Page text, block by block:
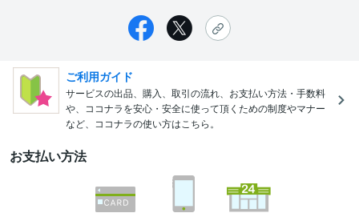
ご利用ガイド
サービスの出品、購入、取引の流れ、お支払い方法・手数料
や、ココナラを安心・安全に使って頂くための制度やマナー
など、ココナラの使い方はこちら。
お支払い方法